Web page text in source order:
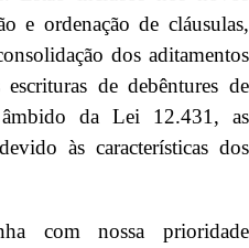
e ordenação de cláusulas,
dos aditamentos
de debêntures de
da Lei 12.431, as
às características dos
com nossa prioridade